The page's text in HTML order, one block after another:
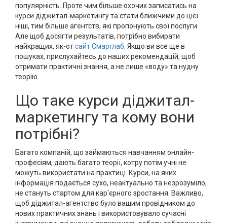
популярність. Проте чим більше охочих записатись на
курси діджитал-маркетингу та стати ближчими до цієї
ніші, тим більше агентств, які пропонують свої послуги.
Але щоб досягти результатів, потрібно вибирати
найкращих, як-отсайт Смартлаб . Якщо ви все ще в
пошуках, прислухайтесь до наших рекомендацій, щоб
отримати практичні знання, а не лише «воду» та нудну
теорію.
Що таке курси діджитал-
маркетингу та кому вони
потрібні?
Багато компаній, що займаються навчанням онлайн-
професіям, дають багато теорії, котру потім учні не
можуть використати на практиці. Курси, на яких
інформація подається сухо, неактуально та незрозуміло,
не стануть стартом для кар'єрного зростання. Важливо,
щоб діджитал-агентство було вашим провідником до
нових практичних знань і використовувало сучасні